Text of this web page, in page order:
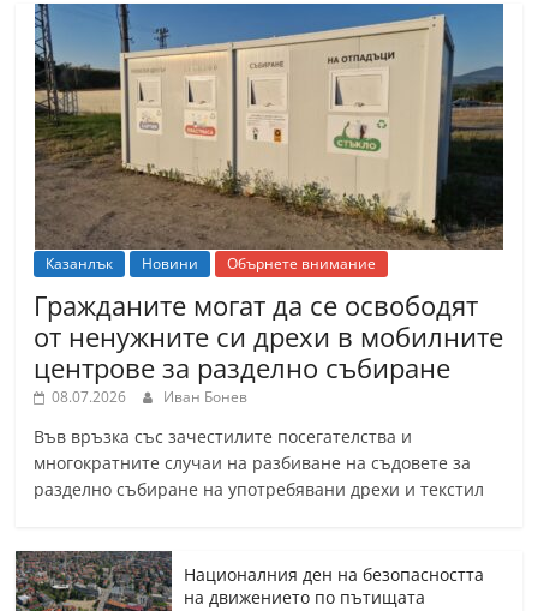
Казанлък Новини Обърнете внимание
Гражданите могат да се освободят
от ненужните си дрехи в мобилните
центрове за разделно събиране
08.07.2026 Иван Бонев
Във връзка със зачестилите посегателства и
многократните случаи на разбиване на съдовете за
разделно събиране на употребявани дрехи и текстил
Националния ден на безопасността
на движението по пътищата